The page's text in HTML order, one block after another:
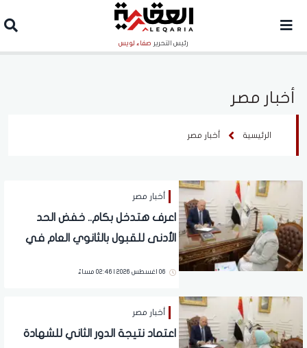
رئيس التحرير صفاء لويس
أخبار مصر
الرئيسية أخبار مصر
أخبار مصر
اعرف هتدخل بكام.. خفض الحد
الأدنى للقبول بالثانوي العام في
06 اغسطس 2026 | 02:46 مساءً
أخبار مصر
اعتماد نتيجة الدور الثاني للشهادة